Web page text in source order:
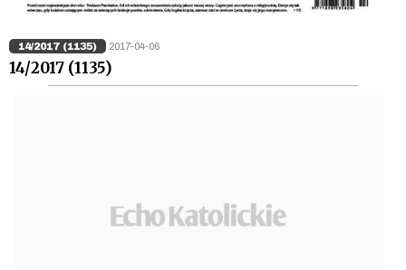
14/2017 (1135) 2017-04-06
14/2017 (1135)